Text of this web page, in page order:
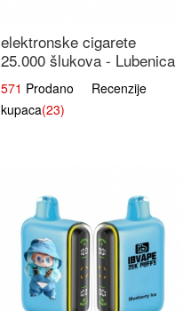
elektronske cigarete
25.000 šlukova - Lubenica
Led | Osježavajući Ljetni
Okus
571 Prodano Recenzije
kupaca(23)